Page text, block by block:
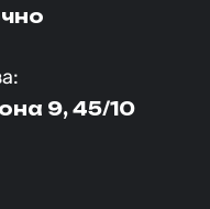
9, 45/10